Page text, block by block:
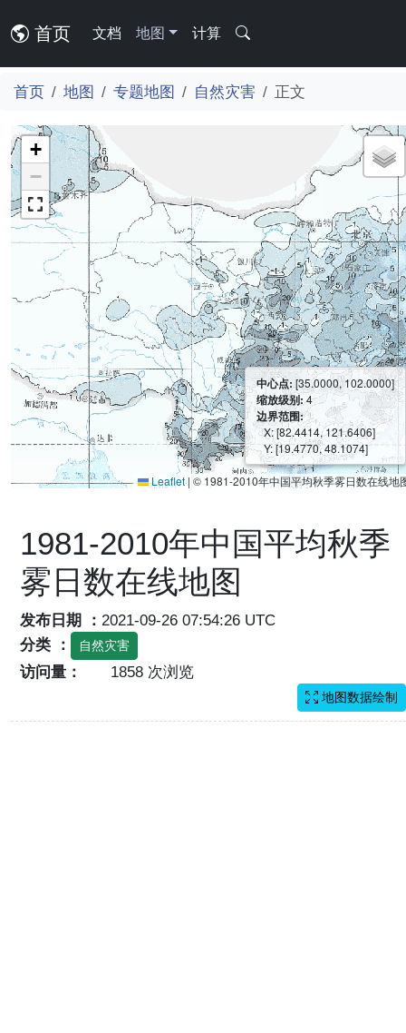
首页 文档 地图 计算
首页 地图 专题地图 自然灾害 正文
+
−
中心点: [35.0000, 102.0000]
缩放级别:4
边界范围:
X: [82.4414, 121.6406]
Y: [19.4770, 48.1074]
Leaflet | © 1981-2010年中国平均秋季雾日数在线地
1981-2010年中国平均秋季
雾日数在线地图
发布日期 ： 2021-09-26 07:54:26 UTC
分类 ：
自然灾害
访问量： 1858 次浏览
地图数据绘制